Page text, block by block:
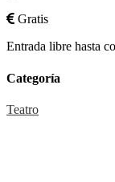
Gratis
Entrada libre hasta
Categoría
Teatro